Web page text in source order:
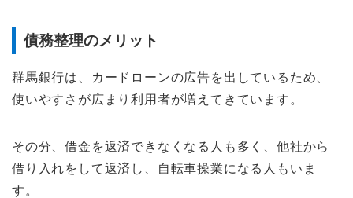
債務整理のメリット
群馬銀行は、カードローンの広告を出しているため、
使いやすさが広まり利用者が増えてきています。
その分、借金を返済できなくなる人も多く、他社から
借り入れをして返済し、自転車操業になる人もいま
す。